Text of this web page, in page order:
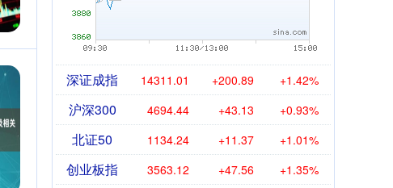
深证成指 14311.01 +200.89 +1.42%
沪深300 4694.44 +43.13 +0.93%
北证50 1134.24 +11.37 +1.01%
创业板指 3563.12 +47.56 +1.35%